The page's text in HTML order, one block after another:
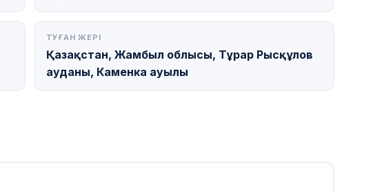
ТУҒАН ЖЕРІ
Қазақстан, Жамбыл облысы, Тұрар Рысқұлов
ауданы, Каменка ауылы